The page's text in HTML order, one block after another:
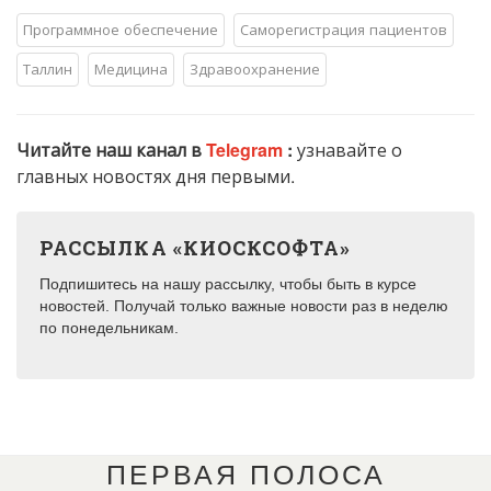
Программное обеспечение
Саморегистрация пациентов
Таллин
Медицина Здравоохранение
Читайте наш канал вTelegram : узнавайте о
главных новостях дня первыми.
РАССЫЛКА «КИОСКСОФТА»
Подпишитесь на нашу рассылку, чтобы быть в курсе
новостей. Получай только важные новости раз в неделю
по понедельникам.
ПЕРВАЯ ПОЛОСА